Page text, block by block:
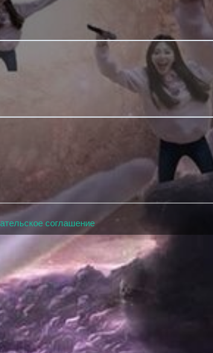
соглашение